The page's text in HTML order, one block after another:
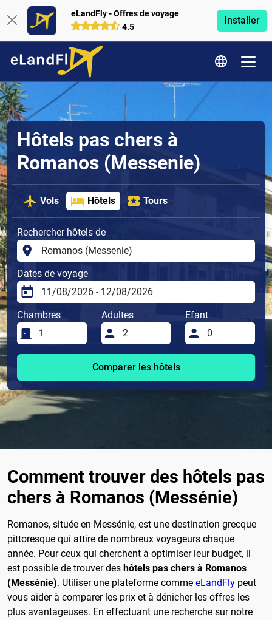
eLandFly - Offres de voyage
4.5
Installer
Hôtels pas chers à
Romanos (Messenie)
Vols Hôtels Tours
Rechercher hôtels de
Dates de voyage
Chambres Adultes Efant
Comparer les hôtels
Comment trouver des hôtels pas
chers à Romanos (Messénie)
Romanos, située en Messénie, est une destination grecque
pittoresque qui attire de nombreux voyageurs chaque
année. Pour ceux qui cherchent à optimiser leur budget, il
est possible de trouver des hôtels pas chers à Romanos
(Messénie). Utiliser une plateforme comme eLandFly peut
vous aider à comparer les prix et à dénicher les offres les
plus avantageuses. En effectuant une recherche sur notre